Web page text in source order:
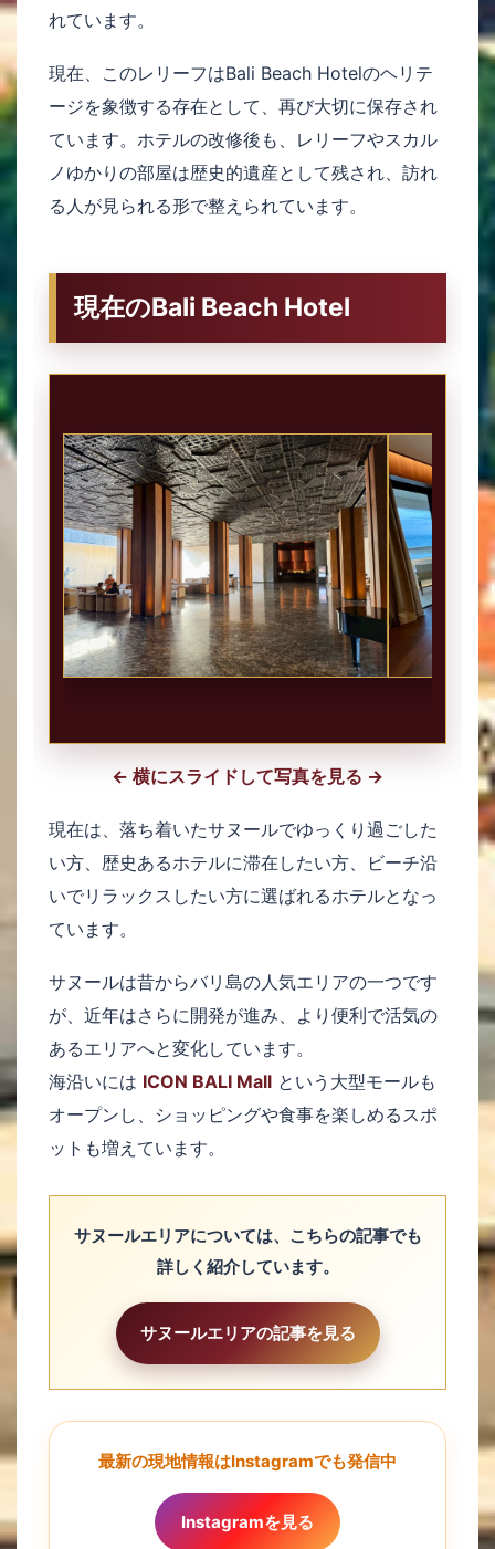
れています。
現在、このレリーフはBali Beach Hotelのヘリテ
ージを象徴する存在として、再び大切に保存され
ています。ホテルの改修後も、レリーフやスカル
ノゆかりの部屋は歴史的遺産として残され、訪れ
る人が見られる形で整えられています。
現在のBali Beach Hotel
← 横にスライドして写真を見る →
現在は、落ち着いたサヌールでゆっくり過ごした
い方、歴史あるホテルに滞在したい方、ビーチ沿
いでリラックスしたい方に選ばれるホテルとなっ
ています。
サヌールは昔からバリ島の人気エリアの一つです
が、近年はさらに開発が進み、より便利で活気の
あるエリアへと変化しています。
海沿いには ICON BALI Mall という大型モールも
オープンし、ショッピングや食事を楽しめるスポ
ットも増えています。
サヌールエリアについては、こちらの記事でも
詳しく紹介しています。
サヌールエリアの記事を見る
最新の現地情報はInstagramでも発信中
Instagramを見る